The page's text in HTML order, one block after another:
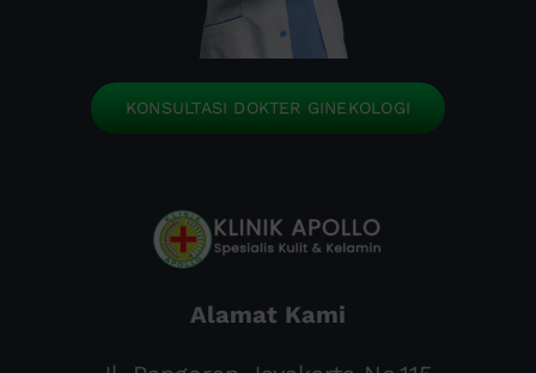
KONSULTASI DOKTER GINEKOLOGI
Alamat Kami